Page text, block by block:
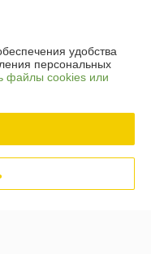
удобства
персональных
файлы cookies или